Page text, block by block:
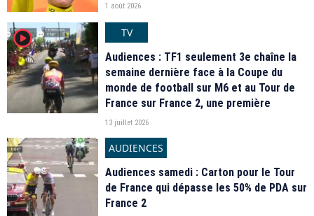
1 août 2026
player2
TV
Audiences : TF1 seulement 3e chaîne la
semaine dernière face à la Coupe du
monde de football sur M6 et au Tour de
France sur France 2, une première
13 juillet 2026
AUDIENCES
Audiences samedi : Carton pour le Tour
de France qui dépasse les 50% de PDA sur
France 2